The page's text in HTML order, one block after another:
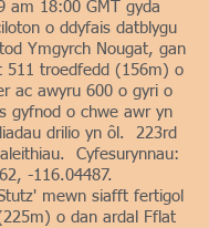
am 18:00 GMT gyda
o ddyfais datblygu
Ymgyrch Nougat, gan
511 troedfedd (156m) o
ac awyru 600 o gyri o
gyfnod o chwe awr yn
drilio yn ôl. 223rd
Cyfesurynnau:
, -116.04487.
mewn siafft fertigol
o dan ardal Fflat